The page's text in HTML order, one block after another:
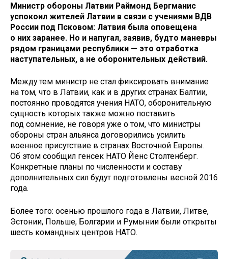
Министр обороны Латвии Раймонд Бергманис
успокоил жителей Латвии в связи с учениями ВДВ
России под Псковом: Латвия была оповещена
о них заранее. Но и напугал, заявив, будто маневры
рядом границами республики — это отработка
наступательных, а не оборонительных действий.
Между тем министр не стал фиксировать внимание
на том, что в Латвии, как и в других странах Балтии,
постоянно проводятся учения НАТО, оборонительную
сущность которых также можно поставить
под сомнение, не говоря уже о том, что министры
обороны стран альянса договорились усилить
военное присутствие в странах Восточной Европы.
Об этом сообщил генсек НАТО Йенс Столтенберг.
Конкретные планы по численности и составу
дополнительных сил будут подготовлены весной 2016
года.
Более того: осенью прошлого года в Латвии, Литве,
Эстонии, Польше, Болгарии и Румынии были открыты
шесть командных центров НАТО.